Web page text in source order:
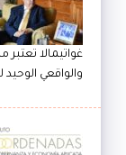
غواتيمالا تعتبر
والواقعي